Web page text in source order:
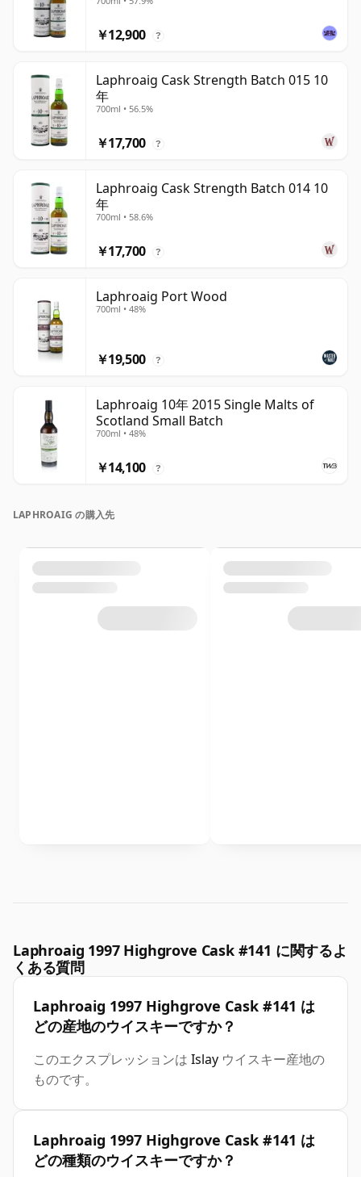
￥12,900 ?
Laphroaig Cask Strength Batch 015 10
年
700ml • 56.5%
￥17,700 ?
Laphroaig Cask Strength Batch 014 10
年
700ml • 58.6%
￥17,700 ?
Laphroaig Port Wood
700ml • 48%
￥19,500 ?
Laphroaig 10年 2015 Single Malts of
Scotland Small Batch
700ml • 48%
￥14,100 ?
LAPHROAIG の購入先
Laphroaig 1997 Highgrove Cask #141 に関するよ
くある質問
Laphroaig 1997 Highgrove Cask #141 は
どの産地のウイスキーですか？
このエクスプレッションは Islay ウイスキー産地の
ものです。
Laphroaig 1997 Highgrove Cask #141 は
どの種類のウイスキーですか？